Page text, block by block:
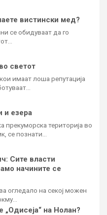
вистински мед?
се обидуваат да го
светот
имаат лоша репутација
и езера
прекуморска територија во
се познати…
Сите власти
начините се
огледало на секој можен
„Одисеја“ на Нолан?